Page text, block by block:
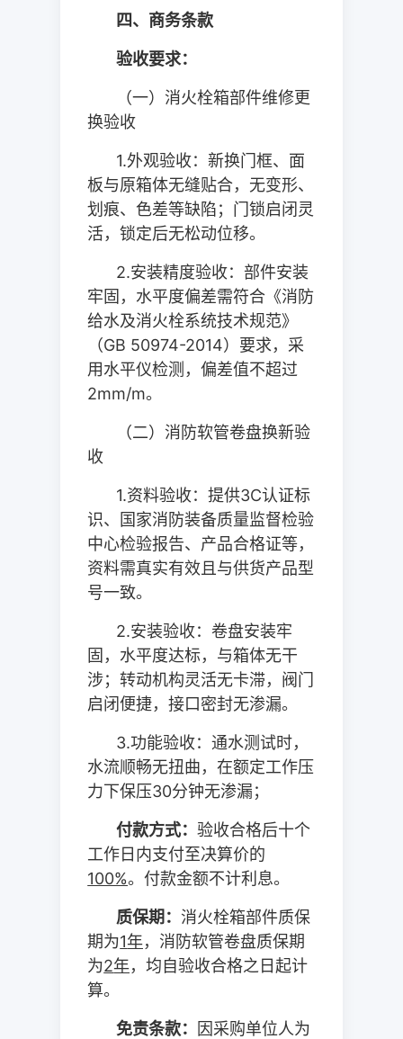
四、商务条款
验收要求：
（一）消火栓箱部件维修更
换验收
1.外观验收：新换门框、面
板与原箱体无缝贴合，无变形、
划痕、色差等缺陷；门锁启闭灵
活，锁定后无松动位移。
2.安装精度验收：部件安装
牢固，水平度偏差需符合《消防
给水及消火栓系统技术规范》
（GB 50974-2014）要求，采
用水平仪检测，偏差值不超过
2mm/m。
（二）消防软管卷盘换新验
收
1.资料验收：提供3C认证标
识、国家消防装备质量监督检验
中心检验报告、产品合格证等，
资料需真实有效且与供货产品型
号一致。
2.安装验收：卷盘安装牢
固，水平度达标，与箱体无干
涉；转动机构灵活无卡滞，阀门
启闭便捷，接口密封无渗漏。
3.功能验收：通水测试时，
水流顺畅无扭曲，在额定工作压
力下保压30分钟无渗漏；
付款方式：验收合格后十个
工作日内支付至决算价的
100%。付款金额不计利息。
质保期： 消火栓箱部件质保
期为1年，消防软管卷盘质保期
为2年，均自验收合格之日起计
算。
免责条款：
因采购单位人为